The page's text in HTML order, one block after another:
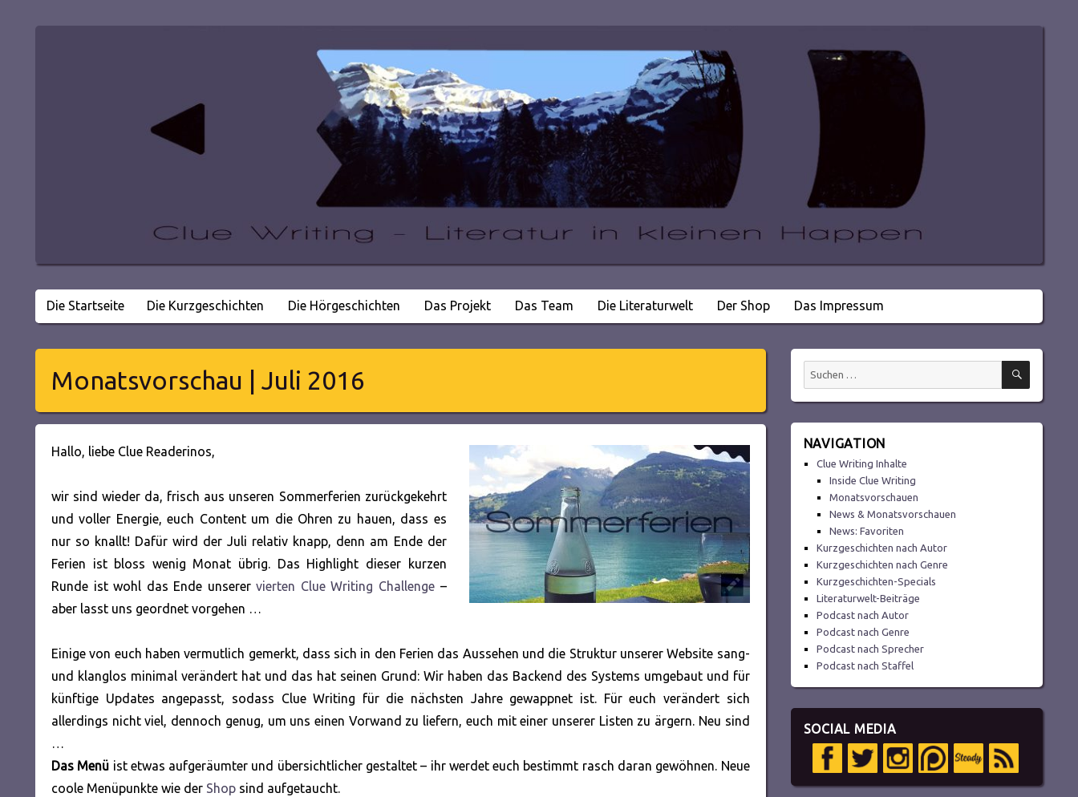
Clue Writing
Die Startseite Die Kurzgeschichten Die Hörgeschichten Das Projekt Das Team Die Literaturwelt Der Shop Das Impressum
Monatsvorschau | Juli 2016
Hallo, liebe Clue Readerinos,
wir sind wieder da, frisch aus unseren Sommerferien zurückgekehrt
und voller Energie, euch Content um die Ohren zu hauen, dass es
nur so knallt! Dafür wird der Juli relativ knapp, denn am Ende der
Ferien ist bloss wenig Monat übrig. Das Highlight dieser kurzen
Runde ist wohl das Ende unserervierten Clue Writing Challenge –
aber lasst uns geordnet vorgehen …
Einige von euch haben vermutlich gemerkt, dass sich in den Ferien das Aussehen und die Struktur unserer Website sang-
und klanglos minimal verändert hat und das hat seinen Grund: Wir haben das Backend des Systems umgebaut und für
künftige Updates angepasst, sodass Clue Writing für die nächsten Jahre gewappnet ist. Für euch verändert sich
allerdings nicht viel, dennoch genug, um uns einen Vorwand zu liefern, euch mit einer unserer Listen zu ärgern. Neu sind
…
Das Menü ist etwas aufgeräumter und übersichtlicher gestaltet – ihr werdet euch bestimmt rasch daran gewöhnen. Neue
coole Menüpunkte wie der Shop sind aufgetaucht.
Suchen
SUCHEN
NAVIGATION
Clue Writing Inhalte
Inside Clue Writing
Monatsvorschauen
News & Monatsvorschauen
News: Favoriten
Kurzgeschichten nach Autor
Kurzgeschichten nach Genre
Kurzgeschichten-Specials
Literaturwelt-Beiträge
Podcast nach Autor
Podcast nach Genre
Podcast nach Sprecher
Podcast nach Staffel
SOCIAL MEDIA